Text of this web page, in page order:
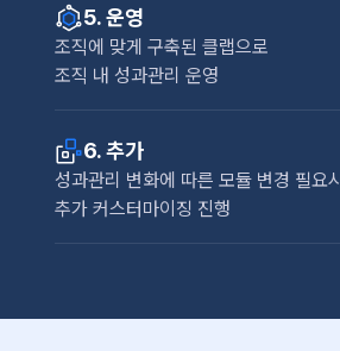
5. 운영
조직에 맞게 구축된 클랩으로
조직 내 성과관리 운영
6. 추가
성과관리 변화에 따른 모듈 변경 필요시
추가 커스터마이징 진행